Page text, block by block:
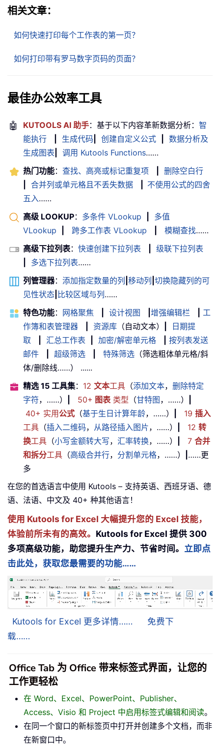
相关文章：
如何快速打印每个工作表的第一页？
如何打印带有罗马数字页码的页面？
最佳办公效率工具
🤖 KUTOOLS AI 助手：基于以下内容革新数据分析： 智
能执行
生成代码 创建自定义公式
数据分析及
生成图表
调用 Kutools Functions……
热门功能： 查找、高亮或标记重复项
删除空白行
合并列或单元格且不丢失数据
不使用公式的四舍
五入……
高级 LOOKUP： 多条件 VLookup
多值
VLookup
跨多工作表 VLookup 模糊查找……
高级下拉列表： 快速创建下拉列表
级联下拉列表
多选下拉列表……
列管理器： 添加指定数量的列 移动列 切换隐藏列的可
见性状态 比较区域与列……
特色功能： 网格聚焦 设计视图 增强编辑栏
工
作簿和表管理器
资源库 （自动文本）
日期提
取
汇总工作表 加密/解密单元格
按列表发送
邮件
超级筛选 特殊筛选 （筛选粗体单元格/斜
体/删除线……） ......
精选 15 工具集： 12 文本工具 （添加文本， 删除特定
字符，……） 50+ 图表 类型 （甘特图，……）
40+ 实用公式 （基于生日计算年龄，……） 19 插入
工具 （插入二维码， 从路径插入图片，……） 12 转
换工具 （小写金额转大写， 汇率转换，……） 7 合并
和拆分工具 （高级合并行， 分割单元格，……）
……更
多
在您的首选语言中使用 Kutools – 支持英语、西班牙语、德
语、法语、中文及 40+ 种其他语言！
使用 Kutools for Excel 大幅提升您的 Excel 技能，
体验前所未有的高效。 Kutools for Excel 提供 300
多项高级功能，助您提升生产力、节省时间。 立即点
击此处，获取您最需要的功能……
Kutools for Excel 更多详情……
免费下
载……
Office Tab 为 Office 带来标签式界面，让您的
工作更轻松
在 Word、Excel、PowerPoint、Publisher、
Access、Visio 和 Project 中启用标签式编辑和阅读。
在同一个窗口的新标签页中打开并创建多个文档，而非
在新窗口中。